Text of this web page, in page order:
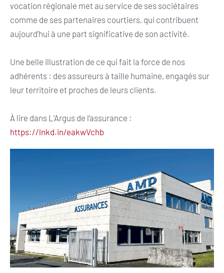
vocation régionale met au service de ses sociétaires
comme de ses partenaires courtiers, qui contribuent
aujourd’hui à une part significative de son activité.
Une belle illustration de ce qui fait la force de nos
adhérents : des assureurs à taille humaine, engagés sur
leur territoire et proches de leurs clients.
À lire dans L’Argus de l’assurance :
https://lnkd.in/eakwVchb